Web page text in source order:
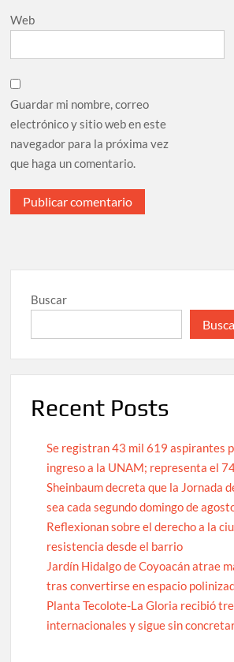
Web
Guardar mi nombre, correo
electrónico y sitio web en este
navegador para la próxima vez
que haga un comentario.
Buscar
Recent Posts
Se registran 43 mil 619 aspirantes
ingreso a la UNAM; representa el
Sheinbaum decreta que la Jornada
sea cada segundo domingo de
Reflexionan sobre el derecho a la
resistencia desde el barrio
Jardín Hidalgo de Coyoacán atrae
tras convertirse en espacio
Planta Tecolote-La Gloria recibió
internacionales y sigue sin